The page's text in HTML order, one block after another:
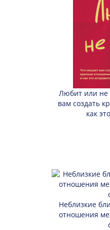
Любит или не
вам создать
как
Неблизкие
отношения